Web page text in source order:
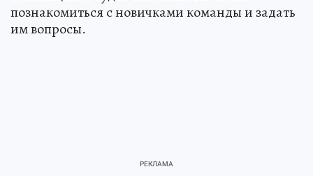
познакомиться с новичками команды и задать
им вопросы.